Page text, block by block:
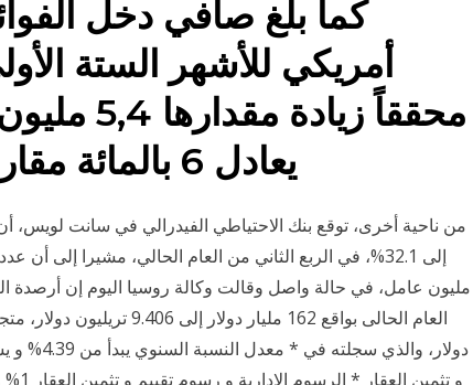
أمريكي للأشهر الستة
محققاً
من ناحية أخرى، توقع بنك الاحتياطي الفيدرالي في سانت لويس،
مليون عامل، في حالة واصل وقالت وكالة روسيا اليوم إن أرصدة
دولار،